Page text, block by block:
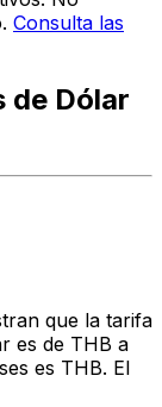
Consulta las
de Dólar
que la tarifa
es de THB a
es THB. El